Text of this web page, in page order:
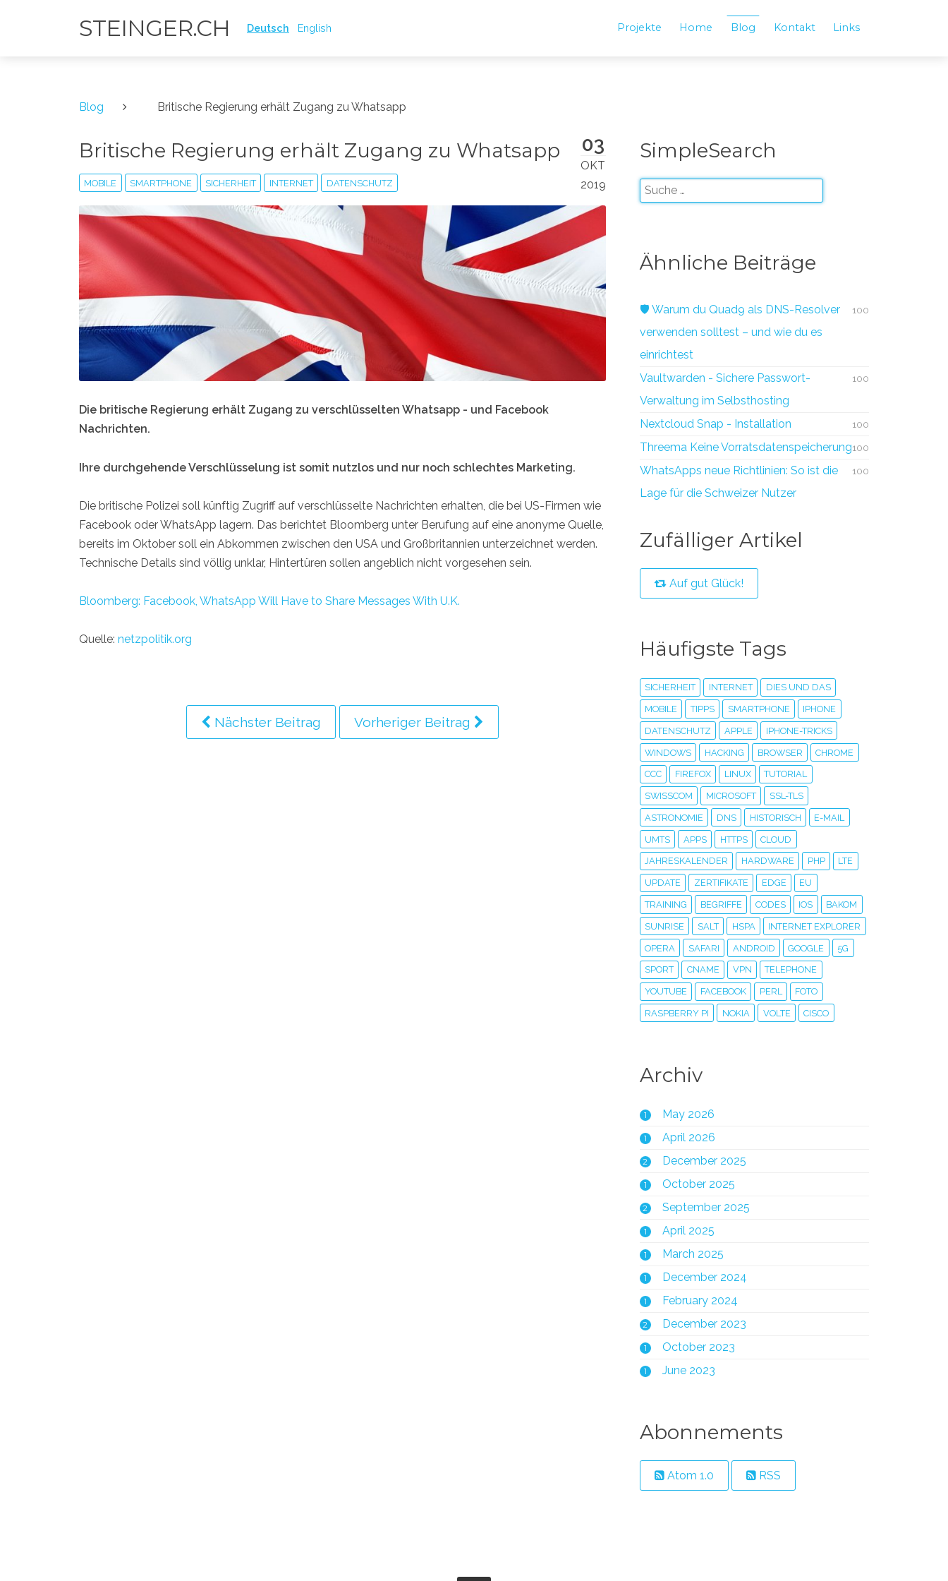
STEINGER.CH Deutsch English Projekte Home Blog Kontakt Links
Blog Britische Regierung erhält Zugang zu Whatsapp
03
OKT
2019
Britische Regierung erhält Zugang zu Whatsapp
MOBILE SMARTPHONE SICHERHEIT INTERNET DATENSCHUTZ
Die britische Regierung erhält Zugang zu verschlüsselten Whatsapp - und Facebook
Nachrichten.
Ihre durchgehende Verschlüsselung ist somit nutzlos und nur noch schlechtes Marketing.
Die britische Polizei soll künftig Zugriff auf verschlüsselte Nachrichten erhalten, die bei US-Firmen wie
Facebook oder WhatsApp lagern. Das berichtet Bloomberg unter Berufung auf eine anonyme Quelle,
bereits im Oktober soll ein Abkommen zwischen den USA und Großbritannien unterzeichnet werden.
Technische Details sind völlig unklar, Hintertüren sollen angeblich nicht vorgesehen sein.
Bloomberg: Facebook, WhatsApp Will Have to Share Messages With U.K.
Quelle: netzpolitik.org
Nächster Beitrag Vorheriger Beitrag
SimpleSearch
Ähnliche Beiträge
100
🛡️ Warum du Quad9 als DNS-Resolver
verwenden solltest – und wie du es
einrichtest
100
Vaultwarden - Sichere Passwort-
Verwaltung im Selbsthosting
100
Nextcloud Snap - Installation
100
Threema Keine Vorratsdatenspeicherung
100
WhatsApps neue Richtlinien: So ist die
Lage für die Schweizer Nutzer
Zufälliger Artikel
Auf gut Glück!
Häufigste Tags
SICHERHEIT INTERNET DIES UND DAS
MOBILE TIPPS SMARTPHONE IPHONE
DATENSCHUTZ APPLE IPHONE-TRICKS
WINDOWS HACKING BROWSER CHROME
CCC FIREFOX LINUX TUTORIAL
SWISSCOM MICROSOFT SSL-TLS
ASTRONOMIE DNS HISTORISCH E-MAIL
UMTS APPS HTTPS CLOUD
JAHRESKALENDER HARDWARE PHP LTE
UPDATE ZERTIFIKATE EDGE EU
TRAINING BEGRIFFE CODES IOS BAKOM
SUNRISE SALT HSPA INTERNET EXPLORER
OPERA SAFARI ANDROID GOOGLE 5G
SPORT CNAME VPN TELEPHONE
YOUTUBE FACEBOOK PERL FOTO
RASPBERRY PI NOKIA VOLTE CISCO
Archiv
1 May 2026
1 April 2026
2 December 2025
1 October 2025
2 September 2025
1 April 2025
1 March 2025
1 December 2024
1 February 2024
2 December 2023
1 October 2023
1 June 2023
Abonnements
Atom 1.0 RSS